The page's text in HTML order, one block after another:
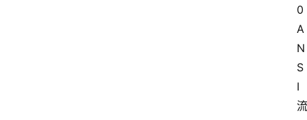
0
A
N
S
I
流